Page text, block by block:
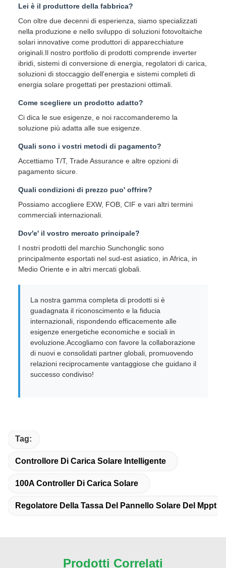
Lei è il produttore della fabbrica?
Con oltre due decenni di esperienza, siamo specializzati
nella produzione e nello sviluppo di soluzioni fotovoltaiche
solari innovative come produttori di apparecchiature
originali.Il nostro portfolio di prodotti comprende inverter
ibridi, sistemi di conversione di energia, regolatori di carica,
soluzioni di stoccaggio dell'energia e sistemi completi di
energia solare progettati per prestazioni ottimali.
Come scegliere un prodotto adatto?
Ci dica le sue esigenze, e noi raccomanderemo la
soluzione più adatta alle sue esigenze.
Quali sono i vostri metodi di pagamento?
Accettiamo T/T, Trade Assurance e altre opzioni di
pagamento sicure.
Quali condizioni di prezzo puo' offrire?
Possiamo accogliere EXW, FOB, CIF e vari altri termini
commerciali internazionali.
Dov'e' il vostro mercato principale?
I nostri prodotti del marchio Sunchonglic sono
principalmente esportati nel sud-est asiatico, in Africa, in
Medio Oriente e in altri mercati globali.
La nostra gamma completa di prodotti si è
guadagnata il riconoscimento e la fiducia
internazionali, rispondendo efficacemente alle
esigenze energetiche economiche e sociali in
evoluzione.Accogliamo con favore la collaborazione
di nuovi e consolidati partner globali, promuovendo
relazioni reciprocamente vantaggiose che guidano il
successo condiviso!
Tag:
Controllore Di Carica Solare Intelligente
100A Controller Di Carica Solare
Regolatore Della Tassa Del Pannello Solare Del Mppt
Prodotti Correlati